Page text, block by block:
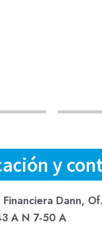
y
Financiera Dann,
A N 7-50 A